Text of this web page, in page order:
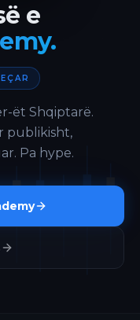
e
ët Shqiptarë.
publikisht,
Pa hype.